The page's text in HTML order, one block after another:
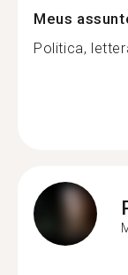
Meus
Politica,